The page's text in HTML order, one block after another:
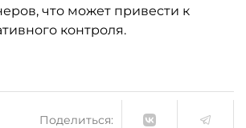
что может привести к
контроля.
Поделиться: